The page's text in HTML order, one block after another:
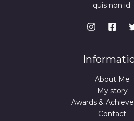
quis non id.
About Me
My story
Awards &
Contact